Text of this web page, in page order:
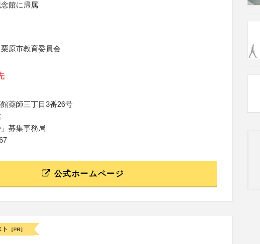
館に帰属
原市教育委員会
薬師三丁目3番26号
募集事務局
公式ホームページ
[PR]